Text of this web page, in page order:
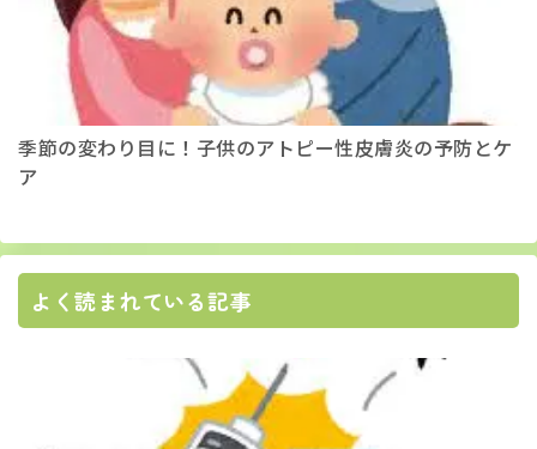
季節の変わり目に！子供のアトピー性皮膚炎の予防とケ
ア
よく読まれている記事